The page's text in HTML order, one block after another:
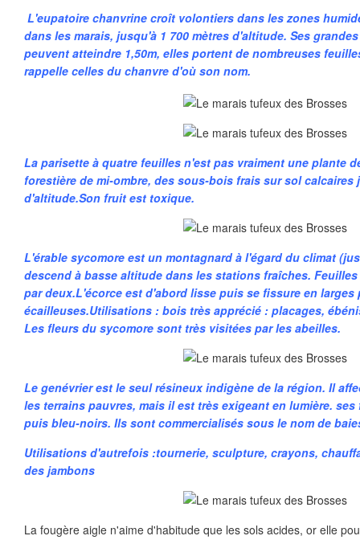
L'eupatoire chanvrine croît volontiers dans les zones
dans les marais, jusqu'à 1 700 mètres d'altitude. Ses
peuvent atteindre 1,50m, elles portent de nombreuses
rappelle celles du chanvre d'où son nom.
La parisette à quatre feuilles n'est pas vraiment une plante
forestière de mi-ombre, des sous-bois frais sur sol calcaires
d'altitude.Son fruit est toxique.
L'érable sycomore est un montagnard à l'égard du climat
descend à basse altitude dans les stations fraîches.
par deux.L'écorce est d'abord lisse puis se fissure en larges
écailleuses.Utilisations : bois très apprécié : placages,
Les fleurs du sycomore sont très visitées par les abeilles.
Le genévrier est le seul résineux indigène de la région. Il
les terrains pauvres, mais il est très exigeant en lumière.
puis bleu-noirs. Ils sont commercialisés sous le nom de
Utilisations d'autrefois :tournerie, sculpture, crayons,
des jambons
La fougère aigle n'aime d'habitude que les sols acides, or elle